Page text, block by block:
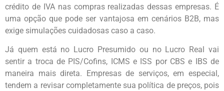
crédito de IVA nas compras realizadas dessas empresas. É
uma opção que pode ser vantajosa em cenários B2B, mas
exige simulações cuidadosas caso a caso.
Já quem está no Lucro Presumido ou no Lucro Real vai
sentir a troca de PIS/Cofins, ICMS e ISS por CBS e IBS de
maneira mais direta. Empresas de serviços, em especial,
tendem a revisar completamente sua política de preços, pois